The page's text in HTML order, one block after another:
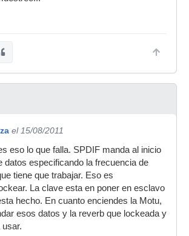
el 15/08/2011
eso lo que falla. SPDIF manda al inicio
datos especificando la frecuencia de
tiene que trabajar. Eso es
La clave esta en poner en esclavo
hecho. En cuanto enciendes la Motu,
esos datos y la reverb que lockeada y
usar.